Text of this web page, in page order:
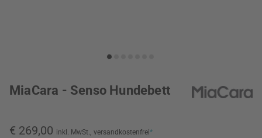
MiaCara - Senso Hundebett
€ 269,00 inkl. MwSt., versandkostenfrei*